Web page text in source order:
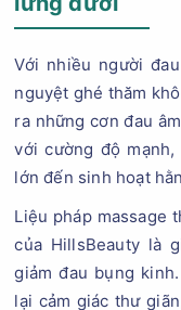
Với nhiều người
nguyệt ghé thăm
ra những cơn đau
với cường độ
lớn đến sinh hoạt
Liệu pháp massage
của HillsBeauty là
giảm đau bụng
lại cảm giác thư